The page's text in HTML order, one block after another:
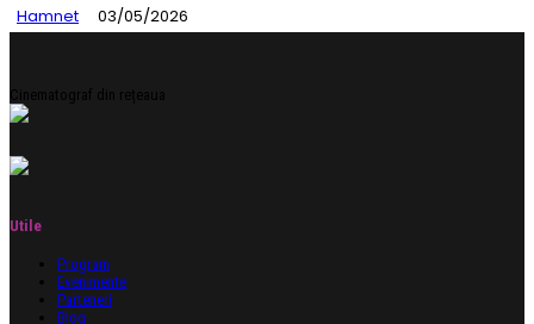
Hamnet
03/05/2026
Cinematograf din rețeaua
Utile
Program
Evenimente
Parteneri
Blog